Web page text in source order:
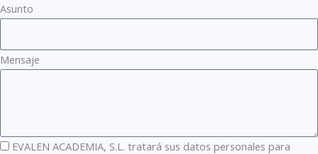
Asunto
Mensaje
EVALEN ACADEMIA, S.L. tratará sus datos personales para